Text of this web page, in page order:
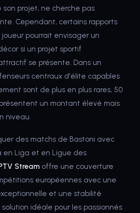
projet, ne cherche pas
Cependant, certains rapports
pourrait envisager un
si un projet sportif
se présente. Dans un
centraux d'élite capables
sont de plus en plus rares, 50
un montant élevé mais
niveau.
des matchs de Bastoni avec
en Liga et en Ligue des
Stream offre une couverture
européennes avec une
et une stabilité
idéale pour les passionnés